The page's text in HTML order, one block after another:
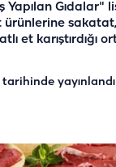
Yapılan Gıdalar"
ürünlerine sakatat,
et karıştırdığı
tarihinde yayınlandı